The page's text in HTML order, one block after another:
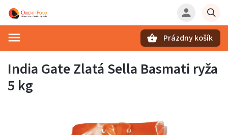
Prázdny košík
India Gate Zlatá Sella Basmati ryža
5 kg